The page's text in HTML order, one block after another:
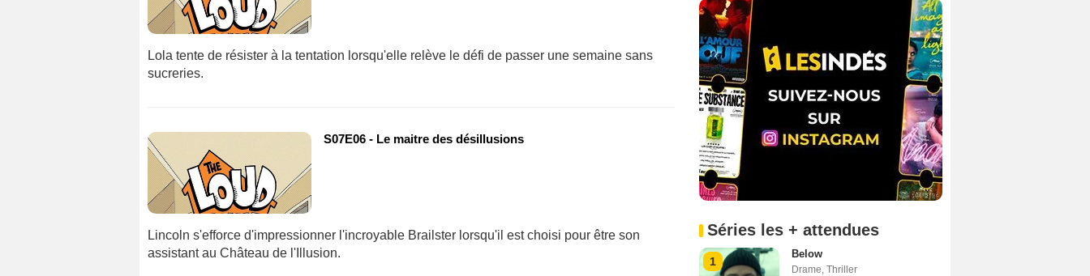
Lola tente de résister à la tentation lorsqu'elle relève le défi de passer une semaine sans
sucreries.
S07E06 - Le maitre des désillusions
Lincoln s'efforce d'impressionner l'incroyable Brailster lorsqu'il est choisi pour être son
assistant au Château de l'Illusion.
Séries les + attendues
1
Below
Drame Thriller